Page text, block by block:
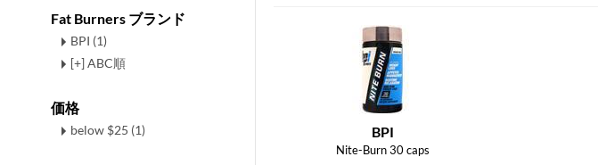
Fat Burners ブランド
BPI (1)
[+] ABC順
価格
below $25 (1) BPI
Nite-Burn 30 caps